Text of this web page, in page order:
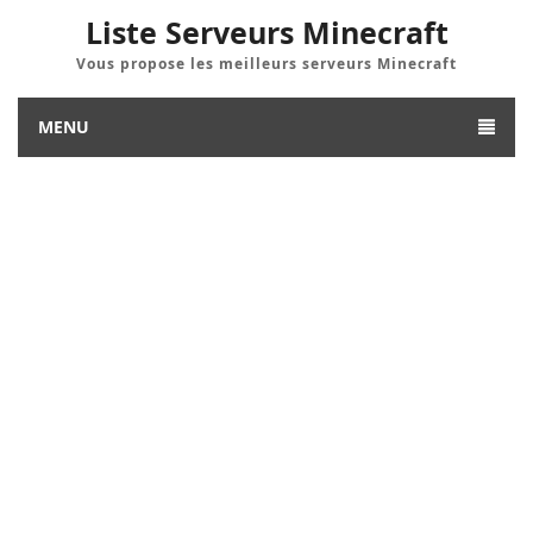
Liste Serveurs Minecraft
Vous propose les meilleurs serveurs Minecraft
MENU